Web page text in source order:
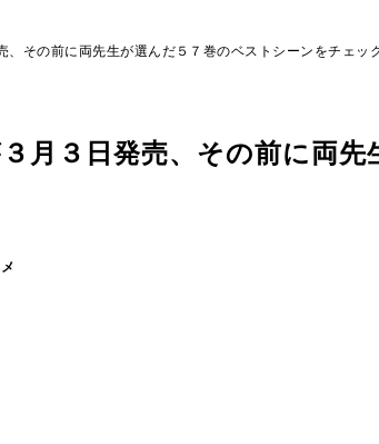
その前に両先生が選んだ５７巻のベストシーンをチェッ
月３日発売、その前に両先